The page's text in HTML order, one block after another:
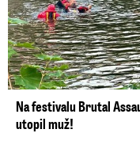
Na festivalu Brutal
utopil muž!